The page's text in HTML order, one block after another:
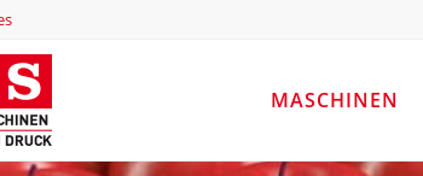
MASCHINEN